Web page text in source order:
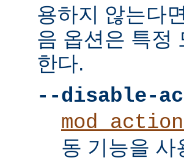
용하지 않는다
음 옵션은 특정
한다.
--disable-
동 기능을 사